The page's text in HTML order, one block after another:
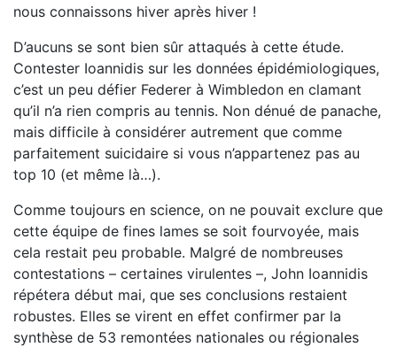
nous connaissons hiver après hiver !
D’aucuns se sont bien sûr attaqués à cette étude.
Contes­ter Ioannidis sur les données épidémiologiques,
c’est un peu défier Federer à Wimbledon en clamant
qu’il n’a rien compris au tennis. Non dénué de panache,
mais difficile à considérer autrement que comme
parfaitement suicidaire si vous n’ap­partenez pas au
top 10 (et même là…).
Comme toujours en science, on ne pouvait exclure que
cette équipe de fines lames se soit fourvoyée, mais
cela restait peu probable. Malgré de nombreuses
contestations – cer­taines virulentes –, John Ioannidis
répétera début mai, que ses conclusions restaient
robustes. Elles se virent en effet confir­mer par la
synthèse de 53 remontées nationales ou régionales